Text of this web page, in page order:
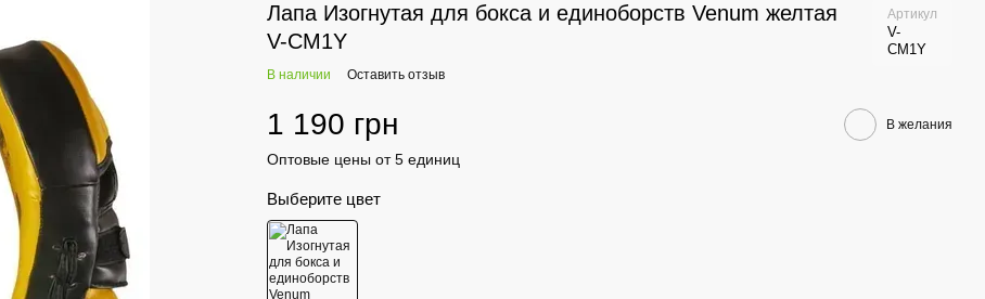
Лапа Изогнутая для бокса и единоборств Venum желтая
V-CM1Y
Артикул
V-
CM1Y
В наличии Оставить отзыв
1 190 грн В желания
Оптовые цены от 5 единиц
Выберите цвет